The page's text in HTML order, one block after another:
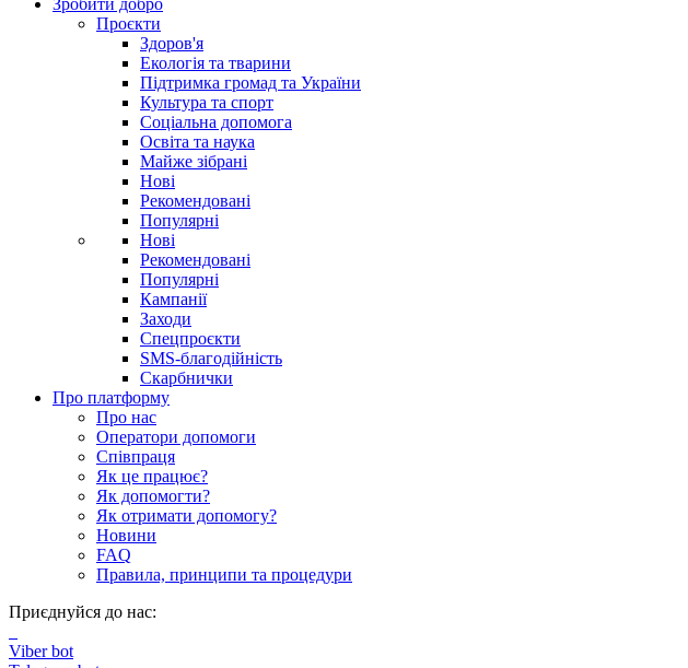
Зробити добро
Проєкти
Здоров'я
Екологія та тварини
Підтримка громад та України
Культура та спорт
Соціальна допомога
Освіта та наука
Майже зібрані
Нові
Рекомендовані
Популярні
Нові
Рекомендовані
Популярні
Кампанії
Заходи
Спецпроєкти
SMS-благодійність
Скарбнички
Про платформу
Про нас
Оператори допомоги
Співпраця
Як це працює?
Як допомогти?
Як отримати допомогу?
Новини
FAQ
Правила, принципи та процедури
Приєднуйся до нас:
Viber bot